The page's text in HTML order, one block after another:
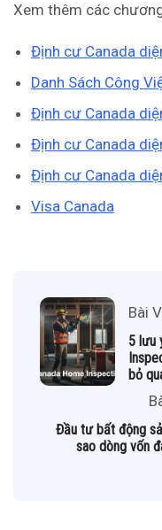
Xem thêm các
Định cư Canada
Danh Sách Công
Định cư Canada
Định cư Canada
Định cư Canada
Visa Canada
Bài
5 lưu
bỏ
Đầu tư bất động
sao dòng vốn